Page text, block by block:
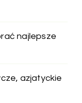
najlepsze
azjatyckie